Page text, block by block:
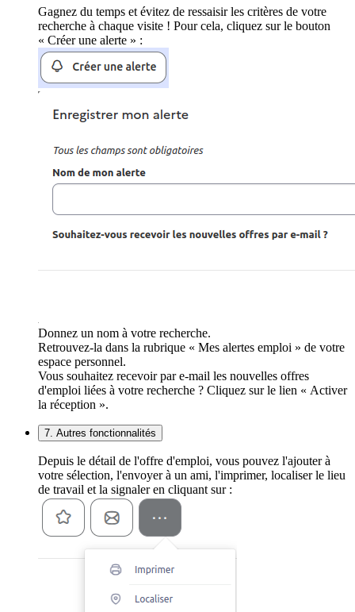
Gagnez du temps et évitez de ressaisir les critères de votre
recherche à chaque visite ! Pour cela, cliquez sur le bouton
« Créer une alerte » :
Donnez un nom à votre recherche.
Retrouvez-la dans la rubrique « Mes alertes emploi » de votre
espace personnel.
Vous souhaitez recevoir par e-mail les nouvelles offres
d'emploi liées à votre recherche ? Cliquez sur le lien « Activer
la réception ».
7. Autres fonctionnalités
Depuis le détail de l'offre d'emploi, vous pouvez l'ajouter à
votre sélection, l'envoyer à un ami, l'imprimer, localiser le lieu
de travail et la signaler en cliquant sur :